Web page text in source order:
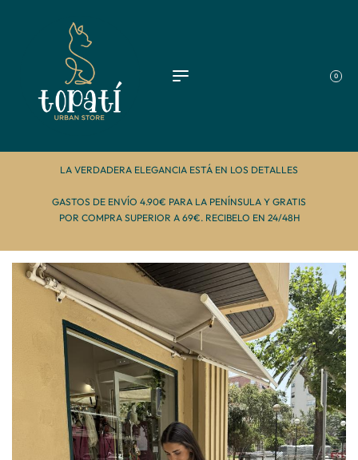
0
LA VERDADERA ELEGANCIA ESTÁ EN LOS DETALLES
GASTOS DE ENVÍO 4.90€ PARA LA PENÍNSULA Y GRATIS
POR COMPRA SUPERIOR A 69€. RECIBELO EN 24/48H